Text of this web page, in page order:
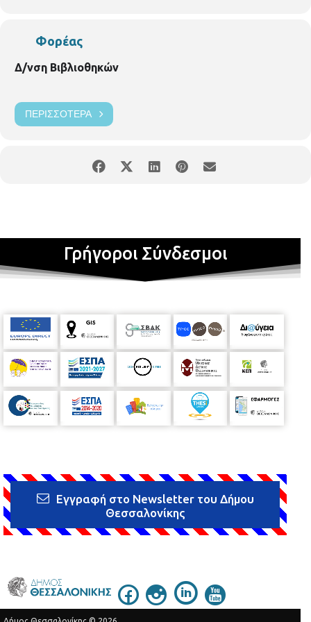
Φορέας
Δ/νση Βιβλιοθηκών
ΠΕΡΙΣΣΌΤΕΡΑ
Γρήγοροι Σύνδεσμοι
Εγγραφή στο Newsletter του Δήμου
Θεσσαλονίκης